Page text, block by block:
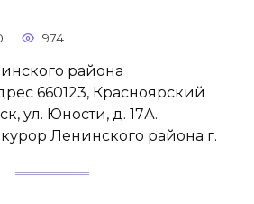
974
района
660123, Красноярский
ул. Юности, д. 17А.
Ленинского района г.